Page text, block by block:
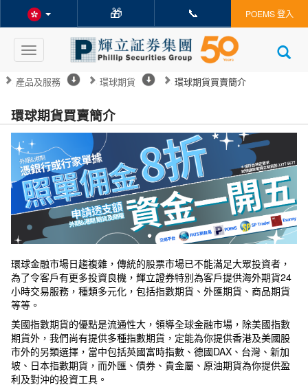
🎁 📞 POEMS 登入
Toggle
navigation
產品及服務 環球期貨 環球期貨買賣簡介
環球期貨買賣簡介
環球金融市場日趨複雜，傳統的股票市場已不能滿足大眾投資者，
為了令客戶有更多投資良機，輝立證券特別為客戶提供海外期貨24
小時交易服務，種類多元化，包括指數期貨、外匯期貨、商品期貨
等等。
美國指數期貨的優點是流通性大，領導全球金融市場，除美國指數
期貨外，我們尚有提供多種指數期貨，定能為你提供香港及美國股
市外的另類選擇，當中包括英國富時指數、德國DAX、台灣、新加
坡、日本指數期貨，而外匯、債券、貴金屬、原油期貨為你提供盈
利及對沖的投資工具。